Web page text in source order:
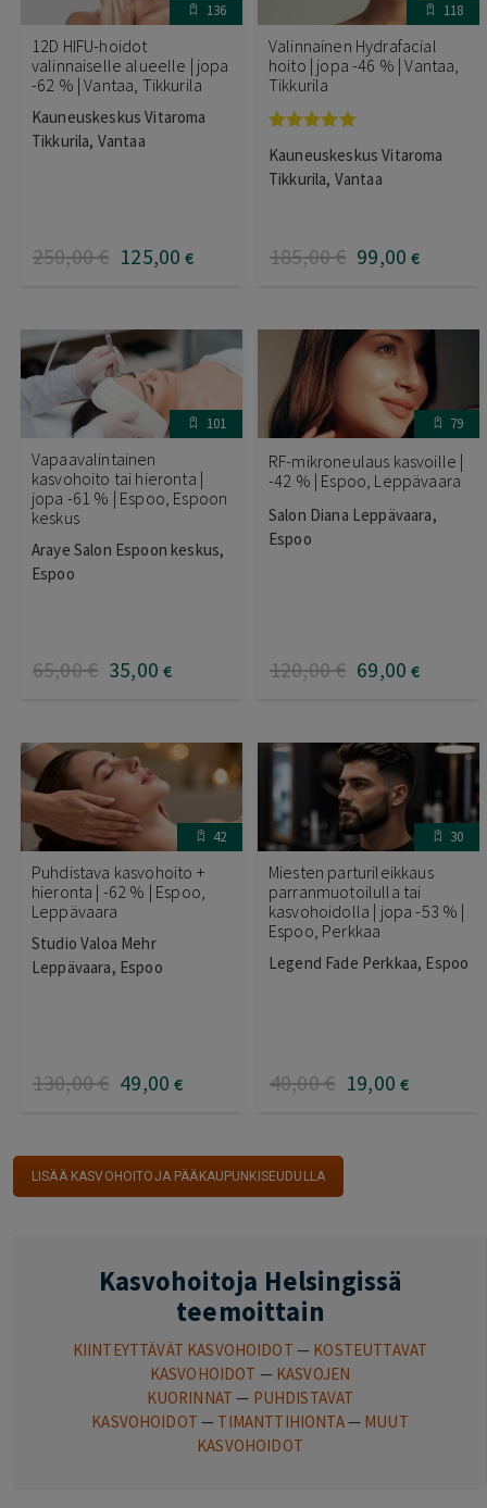
136
12D HIFU-hoidot
valinnaiselle alueelle | jopa
-62 % | Vantaa, Tikkurila
Kauneuskeskus Vitaroma
Tikkurila, Vantaa
250,00€ 125,00 €
118
Valinnainen Hydrafacial
hoito | jopa -46 % | Vantaa,
Tikkurila
tuotteesta:
5.00/ 5
Kauneuskeskus Vitaroma
Tikkurila, Vantaa
185,00€ 99,00 €
101
Vapaavalintainen
kasvohoito tai hieronta |
jopa -61 % | Espoo, Espoon
keskus
Araye Salon Espoon keskus,
Espoo
65,00€ 35,00 €
79
RF-mikroneulaus kasvoille |
-42 % | Espoo, Leppävaara
Salon Diana Leppävaara,
Espoo
120,00€ 69,00 €
42
Puhdistava kasvohoito +
hieronta | -62 % | Espoo,
Leppävaara
Studio Valoa Mehr
Leppävaara, Espoo
130,00€ 49,00 €
30
Miesten parturileikkaus
parranmuotoilulla tai
kasvohoidolla | jopa -53 % |
Espoo, Perkkaa
Legend Fade Perkkaa, Espoo
40,00€ 19,00 €
LISÄÄ KASVOHOITOJA PÄÄKAUPUNKISEUDULLA
Kasvohoitoja Helsingissä
teemoittain
KIINTEYTTÄVÄT KASVOHOIDOT — KOSTEUTTAVAT
KASVOHOIDOT — KASVOJEN
KUORINNAT — PUHDISTAVAT
KASVOHOIDOT — TIMANTTIHIONTA— MUUT
KASVOHOIDOT